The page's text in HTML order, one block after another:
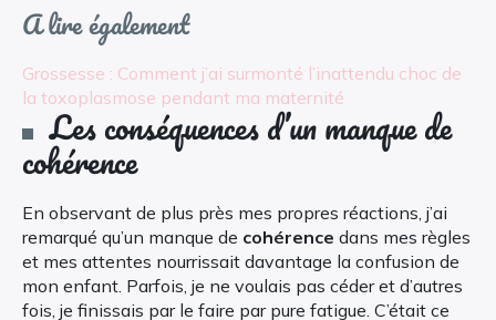
A lire également
Grossesse : Comment j’ai surmonté l’inattendu choc de
la toxoplasmose pendant ma maternité
Les conséquences d’un manque de
cohérence
En observant de plus près mes propres réactions, j’ai
remarqué qu’un manque de cohérence dans mes règles
et mes attentes nourrissait davantage la confusion de
mon enfant. Parfois, je ne voulais pas céder et d’autres
fois, je finissais par le faire par pure fatigue. C’était ce